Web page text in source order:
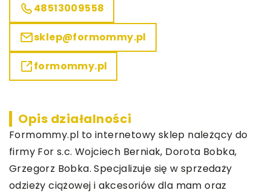
48513009558
sklep@formommy.pl
formommy.pl
Opis działalności
Formommy.pl to internetowy sklep należący do
firmy For s.c. Wojciech Berniak, Dorota Bobka,
Grzegorz Bobka. Specjalizuje się w sprzedaży
odzieży ciążowej i akcesoriów dla mam oraz